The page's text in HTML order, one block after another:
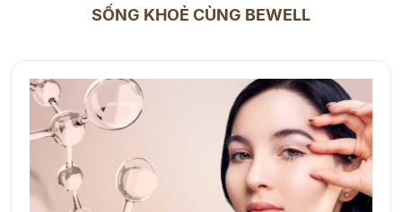
trị các ca bệnh phức tạp mà còn là giảng viên
Bên cạnh khám chữa bệnh, sự nghiệp y tế của
Bác sĩ Phượng còn được đánh dấu bằng nhiều
công trình nghiên cứu chuyên ngành, các bài
báo khoa học được đăng tải trong và ngoài
nước, đặc biệt trong lĩnh vực nội khoa lâm
sàng, tim mạch và quản lý bệnh mãn tính.
SỐNG KHOẺ CÙNG BEWELL